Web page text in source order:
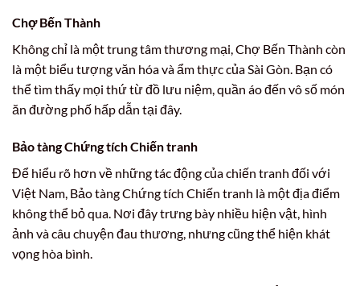
Chợ Bến Thành
Không chỉ là một trung tâm thương mại, Chợ Bến Thành còn
là một biểu tượng văn hóa và ẩm thực của Sài Gòn. Bạn có
thể tìm thấy mọi thứ từ đồ lưu niệm, quần áo đến vô số món
ăn đường phố hấp dẫn tại đây.
Bảo tàng Chứng tích Chiến tranh
Để hiểu rõ hơn về những tác động của chiến tranh đối với
Việt Nam, Bảo tàng Chứng tích Chiến tranh là một địa điểm
không thể bỏ qua. Nơi đây trưng bày nhiều hiện vật, hình
ảnh và câu chuyện đau thương, nhưng cũng thể hiện khát
vọng hòa bình.